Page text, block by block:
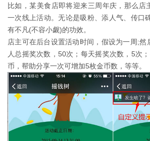
比如，某美食店即将迎来三周年庆，那么店
一次线上活动。无论是吸粉、添人气、传口
有不凡(不容小觑)的功效。
店主可在后台设置活动时间，假设为一周;然
人总摇奖次数，50次；每天摇奖次数，5次
币，帮助分享一次可增加5枚金币数，等等。